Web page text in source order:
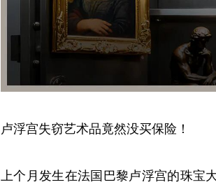
卢浮宫失窃艺术品竟然没买保险！
上个月发生在法国巴黎卢浮宫的珠宝